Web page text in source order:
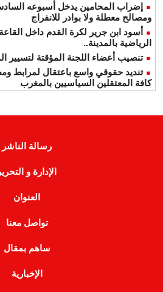
إضراب المحامين يدخل أسبوعه
ومصالح معطلة ولا بوادر للانفراج
أسود ابن جرير لكرة القدم داخل
الرياضية بالمدينة..
تنصيب أعضاء اللجنة المؤقتة
تنديد حقوقي واسع باعتقال لمرابط
كافة المعتقلين السياسيين بالمغرب
رسالة الناشر
الإدارة و التحرير
العنوان
تواصل معنا
ساهم بمقال
الإخبارية